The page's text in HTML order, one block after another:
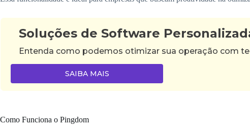
Soluções de Software
Entenda como podemos otimizar sua operação com
SAIBA MAIS
Como Funciona o Pingdom